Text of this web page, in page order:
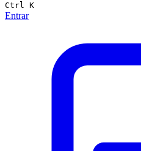
Ctrl K
Entrar